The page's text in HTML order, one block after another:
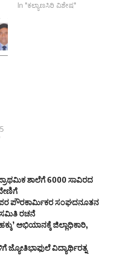
In "ಕಲ್ಯಾಣಸಿರಿ ವಿಶೇಷ"
ಶಾಲೆಗೆ 6000 ಸಾವಿರದ
ಪೌರಕಾರ್ಮಿಕರ ಸಂಘದನೂತನ
ಸಮಿತಿ ರಚನೆ
ಅಭಿಯಾನಕ್ಕೆ ಜಿಲ್ಲಾಧಿಕಾರಿ,
ಜ್ಯೋತಿಭಾಫುಲೆ ವಿದ್ಯಾರ್ಥಿರತ್ನ